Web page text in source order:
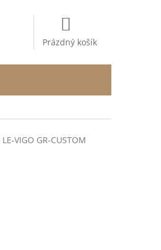
KOŠÍK
Prázdný košík
LE-VIGO GR-CUSTOM